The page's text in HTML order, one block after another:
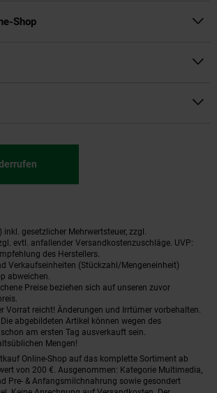
Shop
inkl. gesetzlicher Mehrwertsteuer, zzgl.
evtl. anfallender Versandkostenzuschläge. UVP:
des Herstellers.
Verkaufseinheiten (Stückzahl/Mengeneinheit)
abweichen.
Preise beziehen sich auf unseren zuvor
Vorrat reicht! Änderungen und Irrtümer vorbehalten.
abgebildeten Artikel können wegen des
am ersten Tag ausverkauft sein.
Mengen!
Online-Shop auf das komplette Sortiment ab
von 200 €. Ausgenommen: Kategorie Multimedia,
Pre- & Anfangsmilchnahrung sowie gesondert